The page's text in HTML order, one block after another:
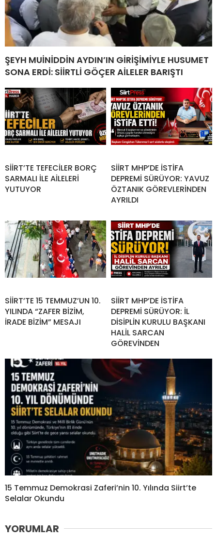
ŞEYH MUİNİDDİN AYDIN’IN GİRİŞİMİYLE HUSUMET
SONA ERDİ: SİİRTLİ GÖÇER AİLELER BARIŞTI
SİİRT’TE TEFECİLER BORÇ
SARMALI İLE AİLELERİ
YUTUYOR
SİİRT MHP’DE İSTİFA
DEPREMİ SÜRÜYOR: YAVUZ
ÖZTANIK GÖREVLERİNDEN
AYRILDI
SİİRT’TE 15 TEMMUZ’UN 10.
YILINDA “ZAFER BİZİM,
İRADE BİZİM” MESAJI
SİİRT MHP’DE İSTİFA
DEPREMİ SÜRÜYOR: İL
DİSİPLİN KURULU BAŞKANI
HALİL SARCAN
GÖREVİNDEN
15 Temmuz Demokrasi Zaferi’nin 10. Yılında Siirt’te
Selalar Okundu
YORUMLAR